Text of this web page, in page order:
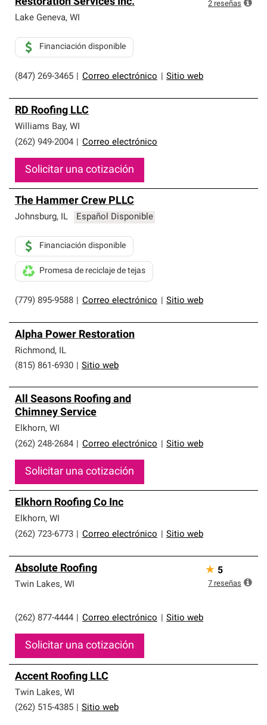
Lake Geneva, WI
(847) 269-3465 Correo electrónico Sitio web
Financiación disponible
2 reseñas
RD Roofing LLC
Williams Bay, WI
(262) 949-2004
Correo electrónico
Solicitar una cotización
The Hammer Crew PLLC
Johnsburg, IL Español Disponible
(779) 895-9588 Correo electrónico Sitio web
Financiación disponible
Promesa de reciclaje de tejas
Alpha Power Restoration
Richmond, IL
(815) 861-6930
Sitio web
All Seasons Roofing and
Chimney Service
Elkhorn, WI
(262) 248-2684
Correo electrónico Sitio web
Solicitar una cotización
Elkhorn Roofing Co Inc
Elkhorn, WI
(262) 723-6773
Correo electrónico Sitio web
Absolute Roofing
Twin Lakes, WI
(262) 877-4444 Correo electrónico Sitio web
Solicitar una cotización
★ 5
7 reseñas
Accent Roofing LLC
Twin Lakes, WI
(262) 515-4385
Sitio web